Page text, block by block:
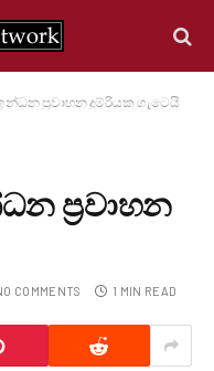
ප්‍රවාහන දුම්රියක ගැටෙයි
ප්‍රවාහන
COMMENTS 1 MIN READ